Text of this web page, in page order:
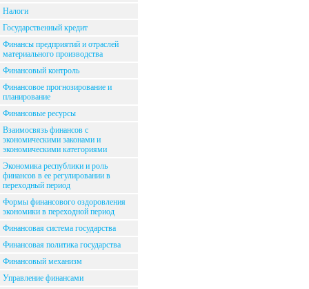
Налоги
Государственный кредит
Финансы предприятий и отраслей
материального производства
Финансовый контроль
Финансовое прогнозирование и
планирование
Финансовые ресурсы
Взаимосвязь финансов с
экономическими законами и
экономическими категориями
Экономика республики и роль
финансов в ее регулировании в
переходный период
Формы финансового оздоровления
экономики в переходной период
Финансовая система государства
Финансовая политика государства
Финансовый механизм
Управление финансами